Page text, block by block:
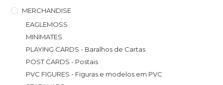
MERCHANDISE
EAGLEMOSS
MINIMATES
PLAYING CARDS - Baralhos de Cartas
POST CARDS - Postais
PVC FIGURES - Figuras e modelos em PVC